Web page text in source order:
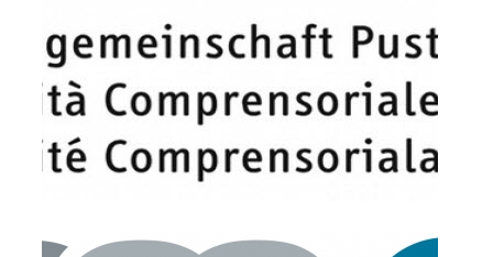
Procédure d'alarme